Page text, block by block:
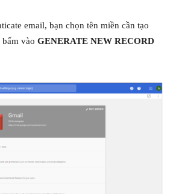
email, bạn chọn tên miền cần tạo
vào GENERATE NEW RECORD